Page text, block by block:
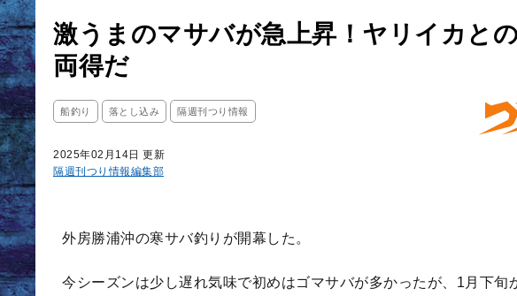
激うまのマサバが急上昇！ヤリイカと
両得だ
船釣り 落とし込み 隔週刊つり情報
2025年02月14日 更新
隔週刊つり情報編集部
外房勝浦沖の寒サバ釣りが開幕した。
今シーズンは少し遅れ気味で初めはゴマサバが多かったが、1月下旬